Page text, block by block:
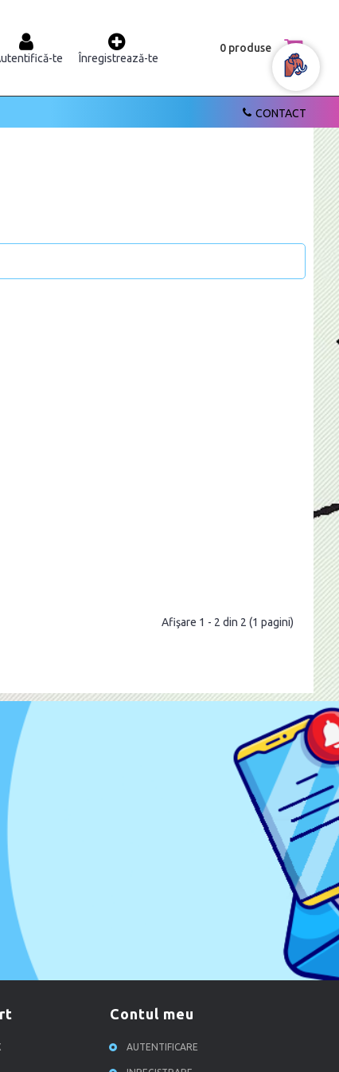
te Înregistrează-te
0 produse
CONTACT
Afişare 1 - 2 din 2 (1 pagini)
contul meu
AUTENTIFICARE